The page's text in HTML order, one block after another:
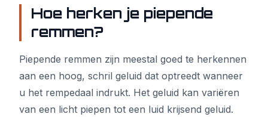
Hoe herken je piepende
remmen?
Piepende remmen zijn meestal goed te herkennen
aan een hoog, schril geluid dat optreedt wanneer
u het rempedaal indrukt. Het geluid kan variëren
van een licht piepen tot een luid krijsend geluid.